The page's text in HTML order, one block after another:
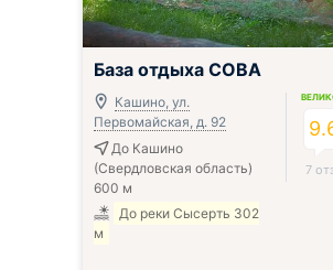
База отдыха СОВА
Кашино, ул.
Первомайская, д. 92
До Кашино
(Свердловская область)
600 м
До реки Сысерть 302
м
7